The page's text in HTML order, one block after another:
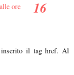
ore
il tag href. Al